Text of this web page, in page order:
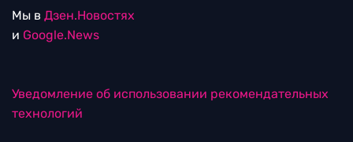
Мы в Дзен.Новостях
и Google.News
Уведомление об использовании рекомендательных
технологий